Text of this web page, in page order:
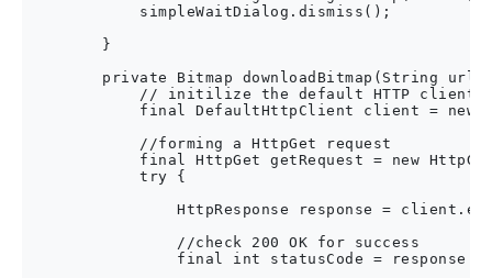
            simpleWaitDialog.dismiss();
        }
private Bitmap downloadBitmap(String url)
// initilize the default HTTP client
final DefaultHttpClient client = new
            //forming a HttpGet request
final HttpGet getRequest = new
            try {
HttpResponse response =
                //check 200 OK for success
final int statusCode =